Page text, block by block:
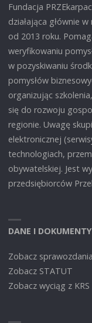
Fundacja
działająca głównie
od 2013 roku.
weryfikowaniu
w pozyskiwaniu
pomysłów
organizując
się do rozwoju
regionie. Uwagę
elektronicznej
technologiach,
obywatelskiej. Jest
przedsiębiorców
DANE I DOKUMENTY
Zobacz sprawozdania
Zobacz STATUT
Zobacz wyciąg z KRS